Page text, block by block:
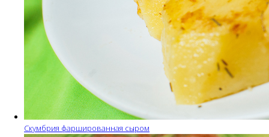
Скумбрия фаршированная сыром